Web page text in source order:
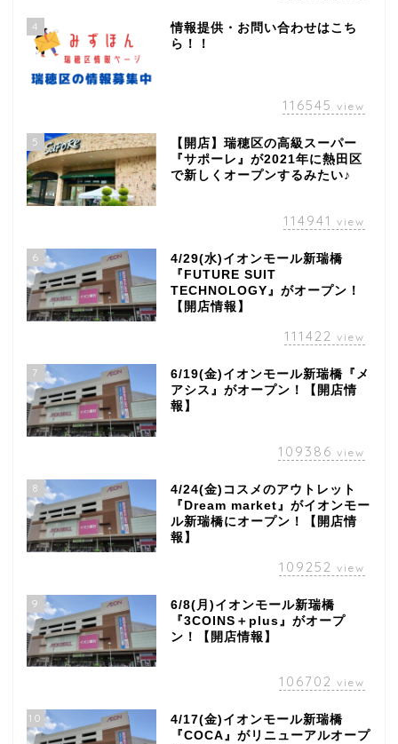
4
情報提供・お問い合わせはこち
ら！！
116545 view
5
【開店】瑞穂区の高級スーパー
『サポーレ』が2021年に熱田区
で新しくオープンするみたい♪
114941 view
6
4/29(水)イオンモール新瑞橋
『FUTURE SUIT
TECHNOLOGY』がオープン！
【開店情報】
111422 view
7
6/19(金)イオンモール新瑞橋『メ
アシス』がオープン！【開店情
報】
109386 view
8
4/24(金)コスメのアウトレット
『Dream market』がイオンモー
ル新瑞橋にオープン！【開店情
報】
109252 view
9
6/8(月)イオンモール新瑞橋
『3COINS＋plus』がオープ
ン！【開店情報】
106702 view
10
4/17(金)イオンモール新瑞橋
『COCA』がリニューアルオープ